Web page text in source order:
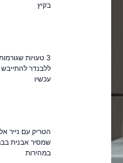
בקיץ
3 טעויות
ללבנדר להתייבש
עכשיו
הטריק עם נייר
שמסיר אבנית
במהירות